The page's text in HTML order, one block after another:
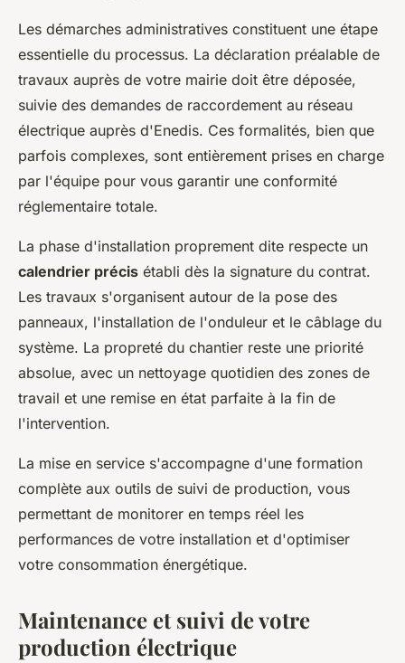
Les démarches administratives constituent une étape
essentielle du processus. La déclaration préalable de
travaux auprès de votre mairie doit être déposée,
suivie des demandes de raccordement au réseau
électrique auprès d'Enedis. Ces formalités, bien que
parfois complexes, sont entièrement prises en charge
par l'équipe pour vous garantir une conformité
réglementaire totale.
La phase d'installation proprement dite respecte un
calendrier précis établi dès la signature du contrat.
Les travaux s'organisent autour de la pose des
panneaux, l'installation de l'onduleur et le câblage du
système. La propreté du chantier reste une priorité
absolue, avec un nettoyage quotidien des zones de
travail et une remise en état parfaite à la fin de
l'intervention.
La mise en service s'accompagne d'une formation
complète aux outils de suivi de production, vous
permettant de monitorer en temps réel les
performances de votre installation et d'optimiser
votre consommation énergétique.
Maintenance et suivi de votre
production électrique